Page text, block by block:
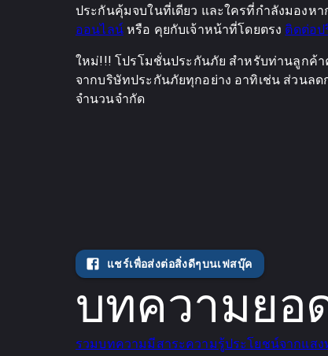
ประกันคุ้มจบในที่เดียว และใครที่กำลังมองหา
ออนไลน์หรือ คุยกับเจ้าหน้าที่โดยตรง ติดต่อป
ใหม่!!! โปรโมชั่นประกันภัย สำหรับท่านลูกค้
จากบริษัทประกันภัยทุกอย่าง อาทิเช่น ส่วนล
จำนวนจำกัด
แชร์เพื่อส่งต่อสิ่งดีๆบนเฟสบุ๊ค
บทความยอ
รวมบทความมีสาระความรู้ประโยชน์จากแสง